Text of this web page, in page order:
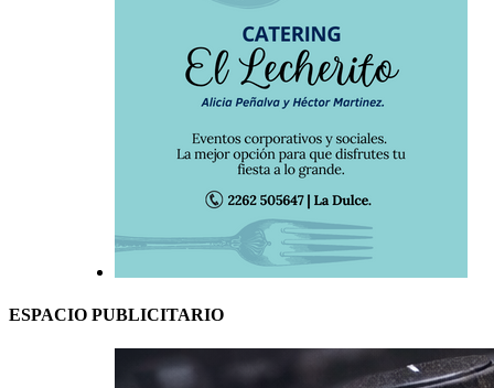
ESPACIO PUBLICITARIO